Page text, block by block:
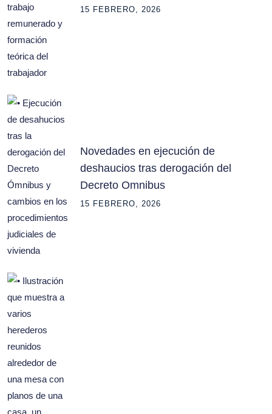
15 FEBRERO, 2026
Novedades en ejecución de
deshaucios tras derogación del
Decreto Omnibus
15 FEBRERO, 2026